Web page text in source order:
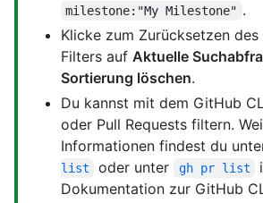
milestone:"My Milestone" .
Klicke zum Zurücksetzen
Filters auf Aktuelle
Sortierung löschen.
Du kannst mit dem GitHub
oder Pull Requests filtern.
Informationen findest du
list
oder unter gh pr list
Dokumentation zur GitHub